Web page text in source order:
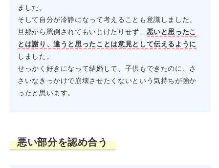
ました。
そして自分が冷静になって考えることも意識しました。
旦那から罵倒されてもいじけたりせず、 悪いと思ったこ
とは謝り、違うと思ったことは意見として伝えるように
しました。
せっかく好きになって結婚して、子供もできたのに、さ
さいなきっかけで崩壊させたくないという気持ちが強か
ったと思います。
悪い部分を認め合う